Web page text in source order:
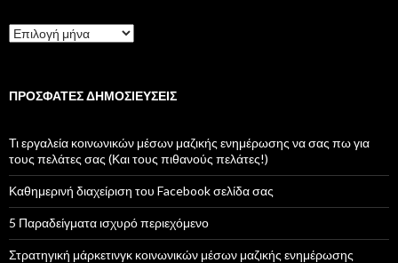
Αρχεία
ΠΡΌΣΦΑΤΕΣ ΔΗΜΟΣΙΕΎΣΕΙΣ
Τι εργαλεία κοινωνικών μέσων μαζικής ενημέρωσης να σας πω για
τους πελάτες σας (Και τους πιθανούς πελάτες!)
Καθημερινή διαχείριση του Facebook σελίδα σας
5 Παραδείγματα ισχυρό περιεχόμενο
Στρατηγική μάρκετινγκ κοινωνικών μέσων μαζικής ενημέρωσης